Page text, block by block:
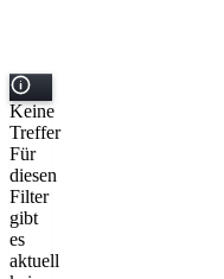
Keine
Treffer
Für
diesen
Filter
gibt
es
aktuell